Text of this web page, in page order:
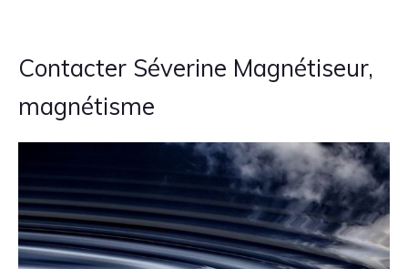
Contacter Séverine Magnétiseur,
magnétisme